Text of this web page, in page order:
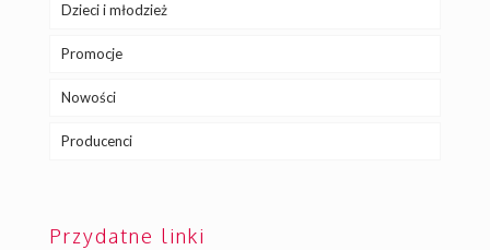
Dzieci i młodzież
Promocje
Nowości
Producenci
Przydatne linki